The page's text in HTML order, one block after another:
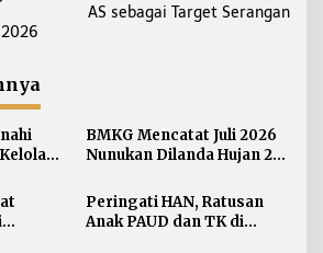
AS sebagai Target Serangan
BMKG Mencatat Juli 2026
Nunukan Dilanda Hujan 23
Peringati HAN, Ratusan
Anak PAUD dan TK di